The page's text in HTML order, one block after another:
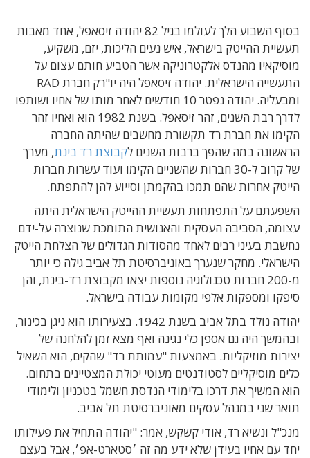
בסוף השבוע הלך לעולמו בגיל 82 יהודה זיסאפל, אחד מאבות
תעשיית ההייטק בישראל, איש נעים הליכות, יזם, משקיע,
מוסיקאיו מהנדס אלקטרוניקה אשר הטביע חותם עצום על
התעשייה הישראלית. יהודה זיסאפל היה יו"רק חברת RAD
ומבעליה. יהודה נפטר 10 חודשים לאחר מותו של אחיו ושותפו
לדרך רבת השנים, זהר זיסאפל
. בשנת 1982 הוא ואחיו זהר
הקימו את חברת רד תקשורת מחשבים שהיתה החברה
הראשונה במה שהפך ברבות השנים לקבוצת רד בינת, מערך
של קרוב ל-30 חברות שהשניים הקימו ועוד עשרות חברות
הייטק אחרות שהם תמכו בהקמתן וסייוע להן להתפתח.
השפעתם על התפתחות תעשיית ההייטק הישראלית היתה
עצומה, הסביבה העסקית והאנושית התומכת שנוצרה על-ידם
נחשבת בעיני רבים לאחד מהסודות הגדולים של הצלחת הייטק
הישראלי. מחקר שנערך באוניברסיטת תל אביב גילה כי יותר
מ-200
חברות טכנולוגיה נוספות יצאו מקבוצת רד-בינת, והן
סיפקו ומספקות אלפי מקומות עבודה בישראל.
יהודה נולד בתל אביב בשנת 1942. בצעירותו הוא ניגן בכינור,
ובהמשך היה גם אספן כלי נגינה ואף מצא זמן להלחנה של
יצירות מוזיקליות. באמצעות "עמותת רד" שהקים, הוא השאיל
כלים מוסיקליים לסטודנטים מעוטי יכולת המצטיינים בתחום.
הוא המשיך את דרכו בלימודי הנדסת חשמל בטכניון ולימודי
תואר שני במנהל עסקים מאוניברסיטת תל אביב.
מנכ"ל ונשיא רד, אודי קשקש, אמר: "יהודה התחיל את פעילותו
יחד עם אחיו בעידן שלא ידע מה זה ׳סטארט-אפ׳, אבל בעצם